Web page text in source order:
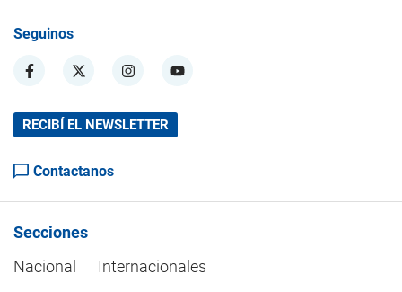
Seguinos
RECIBÍ EL NEWSLETTER
Contactanos
Secciones
Nacional
Internacionales